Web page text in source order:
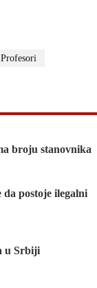
Profesori
broju stanovnika
da postoje ilegalni
u Srbiji